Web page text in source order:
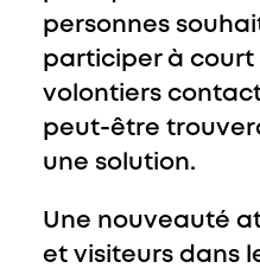
personnes
participer à
volontiers
peut-être
une solution.
Une nouveauté
et visiteurs dans